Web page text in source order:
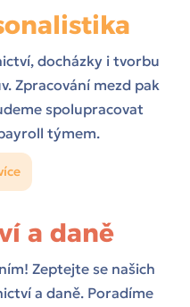
docházky i tvorbu
Zpracování mezd pak
spolupracovat
týmem.
a daně
Zeptejte se našich
a daně. Poradíme